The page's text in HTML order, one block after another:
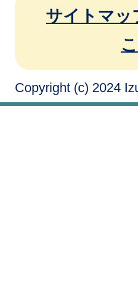
サイトマッ
Copyright (c) 2024